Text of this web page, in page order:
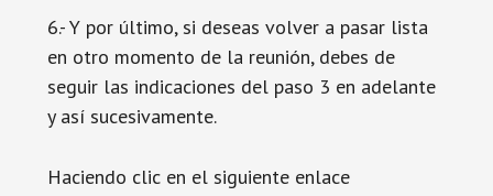
6.- Y por último, si deseas volver a pasar lista
en otro momento de la reunión, debes de
seguir las indicaciones del paso 3 en adelante
y así sucesivamente.
Haciendo clic en el siguiente enlace